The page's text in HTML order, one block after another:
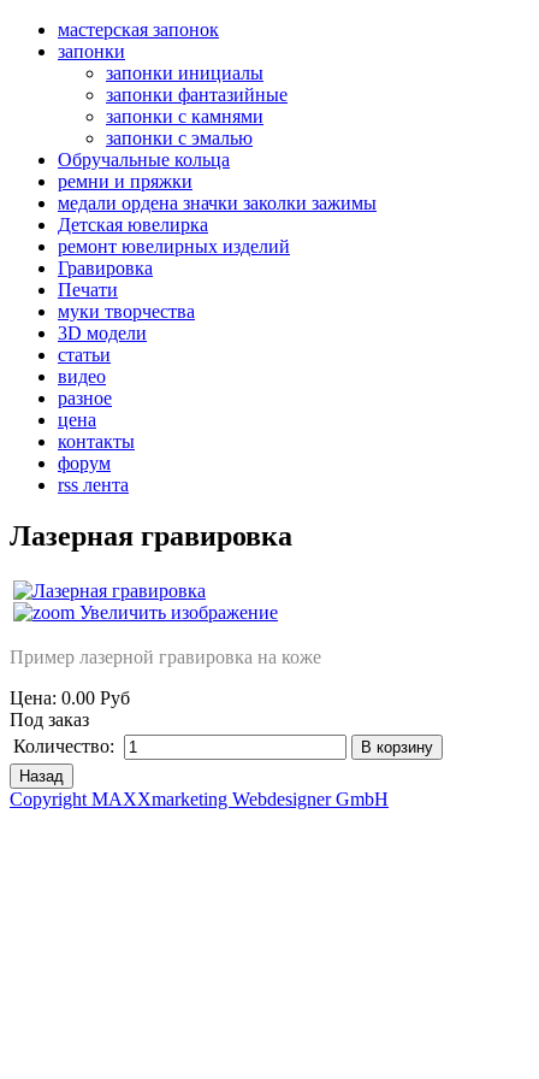
мастерская запонок
запонки
запонки инициалы
запонки фантазийные
запонки с камнями
запонки с эмалью
Обручальные кольца
ремни и пряжки
медали ордена значки заколки зажимы
Детская ювелирка
ремонт ювелирных изделий
Гравировка
Печати
муки творчества
3D модели
статьи
видео
разное
цена
контакты
форум
rss лента
Лазерная гравировка
Увеличить изображение
Пример лазерной гравировка на коже
Цена: 0.00 Руб
Под заказ
Количество:
Copyright MAXXmarketing Webdesigner GmbH